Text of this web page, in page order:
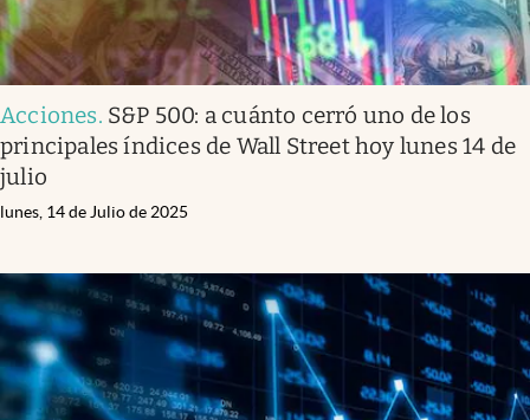
Acciones. S&P 500: a cuánto cerró uno de los
principales índices de Wall Street hoy lunes 14 de
julio
lunes, 14 de Julio de 2025